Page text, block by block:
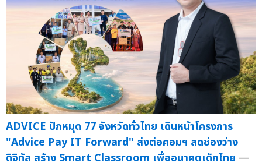
ADVICE ปักหมุด 77 จังหวัดทั่วไทย เดินหน้าโครงการ
"Advice Pay IT Forward" ส่งต่อคอมฯ ลดช่องว่าง
ดิจิทัล สร้าง Smart Classroom เพื่ออนาคตเด็กไทย —